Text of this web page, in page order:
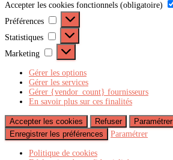
Accepter les cookies fonctionnels (obligatoire)
Préférences
Préférences
Statistiques
Statistiques
Marketing
Marketing
Gérer les options
Gérer les services
Gérer {vendor_count} fournisseurs
En savoir plus sur ces finalités
Accepter les cookies Refuser
Paramétrer
Enregistrer les préférences
Paramétrer
Politique de cookies